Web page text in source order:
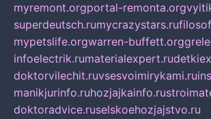
myremont.orgportal-remonta.org
superdeutsch.rumycrazystars.ru
mypetslife.orgwarren-buffett.org
infoelectrik.rumaterialexpert.ru
doktorvilechit.ruvsesvoimirykami.ru
manikjurinfo.ruhozjajkainfo.ru
doktoradvice.ruselskoehozjajstvo.ru